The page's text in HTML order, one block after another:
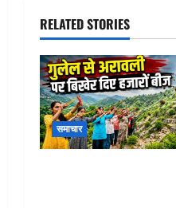
i
g
a
t
i
RELATED STORIES
समाचार